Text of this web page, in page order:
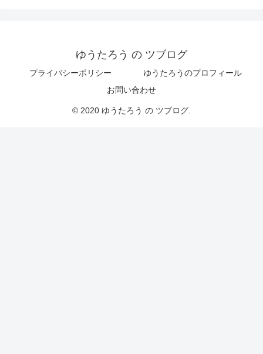
ゆうたろう の ツブログ
プライバシーポリシー
ゆうたろうのプロフィール
お問い合わせ
© 2020 ゆうたろう の ツブログ.